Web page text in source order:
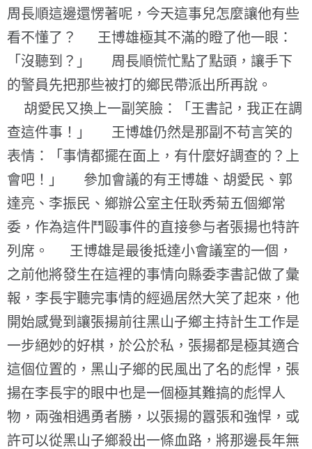
周長順這邊還愣著呢，今天這事兒怎麼讓他有些
看不懂了？ 王博雄極其不滿的瞪了他一眼：
「沒聽到？」 周長順慌忙點了點頭，讓手下
的警員先把那些被打的鄉民帶派出所再說。
胡愛民又換上一副笑臉：「王書記，我正在調
查這件事！」 王博雄仍然是那副不苟言笑的
表情：「事情都擺在面上，有什麼好調查的？上
會吧！」 參加會議的有王博雄、胡愛民、郭
達亮、李振民、鄉辦公室主任耿秀菊五個鄉常
委，作為這件鬥毆事件的直接參与者張揚也特許
列席。 王博雄是最後抵達小會議室的一個，
之前他將發生在這裡的事情向縣委李書記做了彙
報，李長宇聽完事情的經過居然大笑了起來，他
開始感覺到讓張揚前往黑山子鄉主持計生工作是
一步絕妙的好棋，於公於私，張揚都是極其適合
這個位置的，黑山子鄉的民風出了名的彪悍，張
揚在李長宇的眼中也是一個極其難搞的彪悍人
物，兩強相遇勇者勝，以張揚的囂張和強悍，或
許可以從黑山子鄉殺出一條血路，將那邊長年無